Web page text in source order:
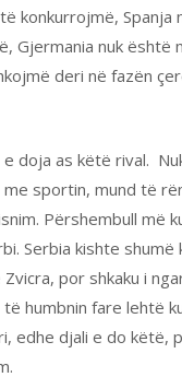
konkurrojmë, Spanja
Gjermania nuk është
deri në fazën
e doja as këtë rival.
sportin, mund të
Përshembull më
Serbia kishte shumë
por shkaku i
humbnin fare lehtë
edhe djali e do këtë,